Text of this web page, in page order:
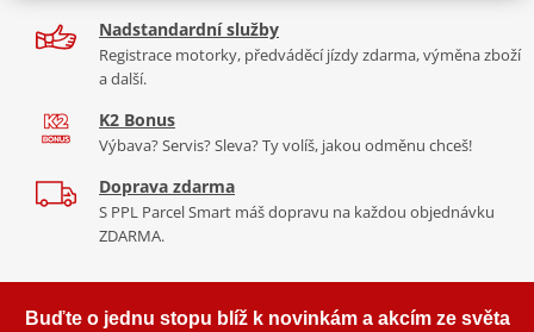
Zobrazit všechny produktyznačky PUIG
Nadstandardní služby
Registrace motorky, předváděcí jízdy zdarma, výměna zboží
a další.
K2 Bonus
Výbava? Servis? Sleva? Ty volíš, jakou odměnu chceš!
Doprava zdarma
S PPL Parcel Smart máš dopravu na každou objednávku
ZDARMA.
Buďte o jednu stopu blíž k novinkám a akcím ze světa